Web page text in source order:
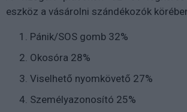
eszköz a vásárolni szándékozók
Pánik/SOS gomb 32%
Okosóra 28%
Viselhető nyomkövető 27%
Személyazonosító 25%